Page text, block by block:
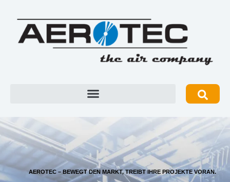
AEROTEC – BEWEGT DEN MARKT, TREIBT IHRE PROJEKTE VORAN.